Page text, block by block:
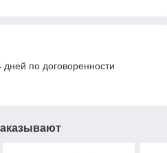
дней по договоренности